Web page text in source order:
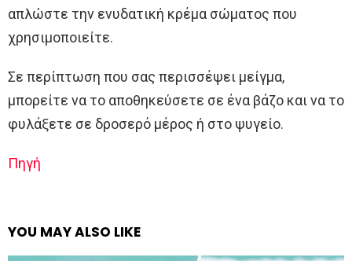
απλώστε την ενυδατική κρέμα σώματος που
χρησιμοποιείτε.
Σε περίπτωση που σας περισσέψει μείγμα,
μπορείτε να το αποθηκεύσετε σε ένα βάζο και να το
φυλάξετε σε δροσερό μέρος ή στο ψυγείο.
Πηγή
YOU MAY ALSO LIKE